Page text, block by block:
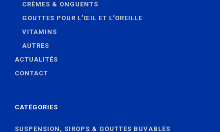
CRÈMES & ONGUENTS
GOUTTES POUR L’ŒIL ET L’OREILLE
VITAMINS
AUTRES
ACTUALITÉS
CONTACT
CATÉGORIES
SUSPENSION, SIROPS & GOUTTES BUVABLES